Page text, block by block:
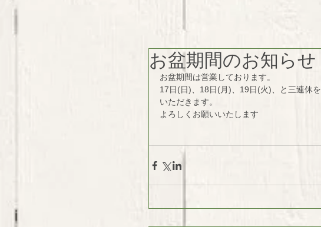
お盆期間のお知らせ
お盆期間は営業しております。
17日(日)、18日(月)、19日(火)、と三連休を
いただきます。
よろしくお願いいたします